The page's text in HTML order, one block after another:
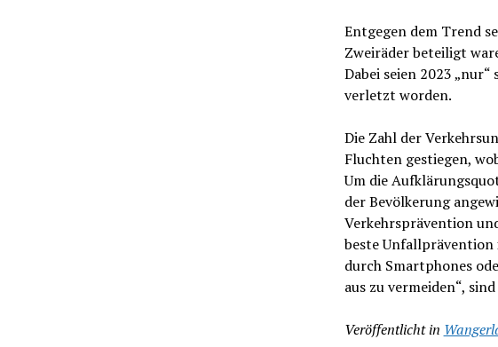
Entgegen dem Trend
Zweiräder beteiligt
Dabei seien 2023
verletzt worden.
Die Zahl der
Fluchten gestiegen,
Um die
der Bevölkerung
Verkehrsprävention
beste Unfallprävention
durch Smartphones
aus zu vermeiden“,
Veröffentlicht in